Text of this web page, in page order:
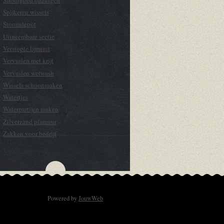
Spijkeren wissels
Stoomdepot
Uitneembare sectie
Verstopte lijmtuit
Vervuilen met krijt
Vervuilen wetwash
Wissels schoonmaken
Watertjes
Waterpartijen maken
Zilverzand plamuur
Zakken voor bedrijf
Powered byJouwWeb